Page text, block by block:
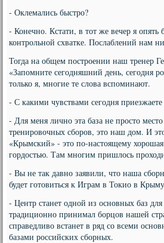
- Оклемались быстро?
- Конечно. Кстати, в тот же вечер я опять
контрольной схватке. Послаблений нам
Тогда на общем построении наш тренер
«Запомните сегодняшний день, сегодня
только я, многие те слова вспоминают.
- С какими чувствами сегодня
- Для меня лично эта база не просто
тренировочных сборов, это наш дом. И
«Крымский» - это по-настоящему
гордостью. Там многим пришлось
- Вы не так давно заявили, что наша
будет готовиться к Играм в Токио в
- Центр станет одной из основных баз
традиционно принимал борцов нашей
справедливо встанет в ряд со всеми
базами российских сборных.